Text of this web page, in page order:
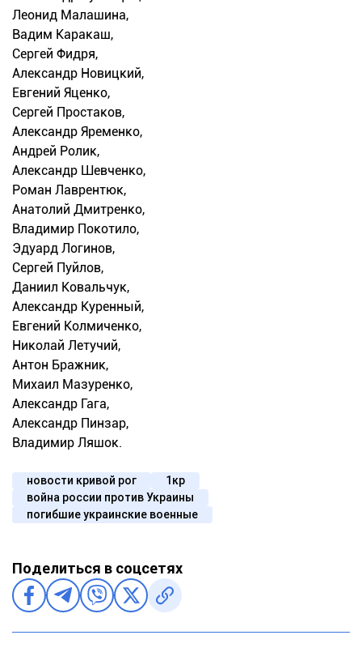
Леонид Малашина,
Вадим Каракаш,
Сергей Фидря,
Александр Новицкий,
Евгений Яценко,
Сергей Простаков,
Александр Яременко,
Андрей Ролик,
Александр Шевченко,
Роман Лаврентюк,
Анатолий Дмитренко,
Владимир Покотило,
Эдуард Логинов,
Сергей Пуйлов,
Даниил Ковальчук,
Александр Куренный,
Евгений Колмиченко,
Николай Летучий,
Антон Бражник,
Михаил Мазуренко,
Александр Гага,
Александр Пинзар,
Владимир Ляшок.
новости кривой рог
1кр
война россии против Украины
погибшие украинские военные
Поделиться в соцсетях